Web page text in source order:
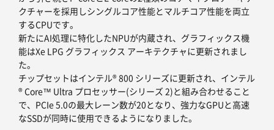
クチャーを採用しシングルコア性能とマルチコア性能を両立
するCPUです。
新たにAI処理に特化したNPUが内蔵され、グラフィックス機
能はXe LPG グラフィックス アーキテクチャに更新されまし
た。
チップセットはインテル® 800 シリーズに更新され、インテル
® Core™ Ultra プロセッサー(シリーズ 2)と組み合わせること
で、PCIe 5.0の最大レーン数が20となり、強力なGPUと高速
なSSDが同時に使用できるようになりました。